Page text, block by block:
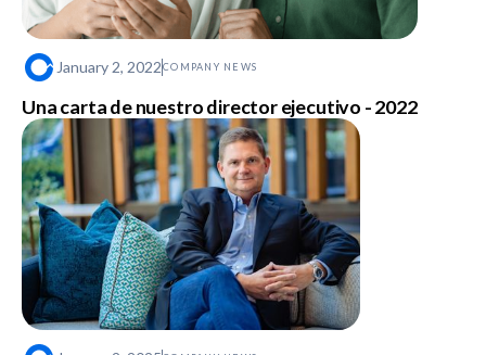
January 2, 2022COMPANY NEWS
Una carta de nuestro director ejecutivo - 2022